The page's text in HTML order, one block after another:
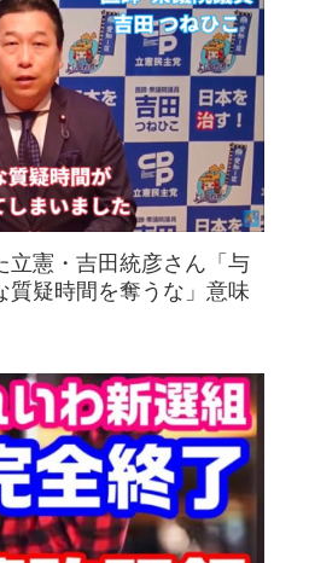
立憲・吉田統彦さん「与
質疑時間を奪うな」意味